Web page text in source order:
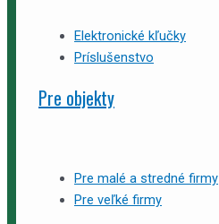
Elektronické kľučky
Príslušenstvo
Pre objekty
Pre malé a stredné firmy
Pre veľké firmy